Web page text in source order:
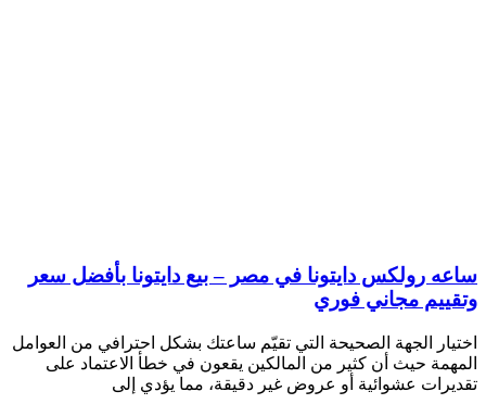
ساعه رولكس دايتونا في مصر – بيع دايتونا بأفضل سعر
وتقييم مجاني فوري
اختيار الجهة الصحيحة التي تقيّم ساعتك بشكل احترافي من العوامل
المهمة حيث أن كثير من المالكين يقعون في خطأ الاعتماد على
تقديرات عشوائية أو عروض غير دقيقة، مما يؤدي إلى